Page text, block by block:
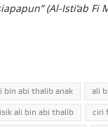
(Al-Isti’ab Fi
bin abi thalib anak ali
ali bin abi thalib ciri